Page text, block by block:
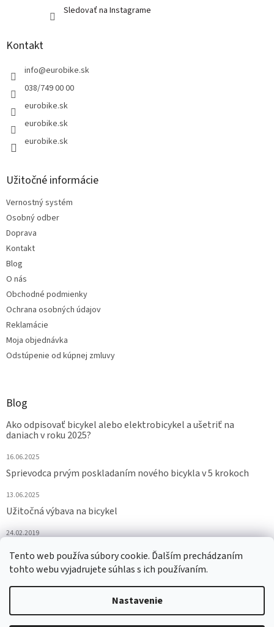
Tento web používa súbory cookie. Ďalším prechádzaním
tohto webu vyjadrujete súhlas s ich používaním.
Nastavenie
Sledovať na Instagrame
Kontakt
info@eurobike.sk
038/749 00 00
eurobike.sk
eurobike.sk
eurobike.sk
Užitočné informácie
Vernostný systém
Osobný odber
Doprava
Kontakt
Blog
O nás
Obchodné podmienky
Ochrana osobných údajov
Reklamácie
Moja objednávka
Odstúpenie od kúpnej zmluvy
Blog
Ako odpisovať bicykel alebo elektrobicykel a ušetriť na
daniach v roku 2025?
16.06.2025
Sprievodca prvým poskladaním nového bicykla v 5 krokoch
13.06.2025
Užitočná výbava na bicykel
24.02.2019
ARCHÍV
Vytvoril Shoptet